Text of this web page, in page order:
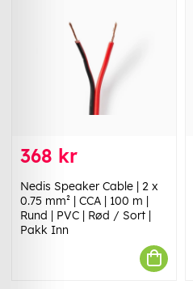
368 kr
Nedis Speaker Cable | 2 x
0.75 mm² | CCA | 100 m |
Rund | PVC | Rød / Sort |
Pakk Inn